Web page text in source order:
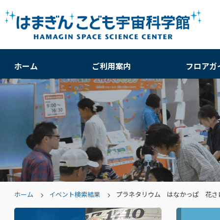
ホーム ご利用案内 フロアガ
ホーム イベント検索結果 プラネタリウム はなかっぱ 花さ